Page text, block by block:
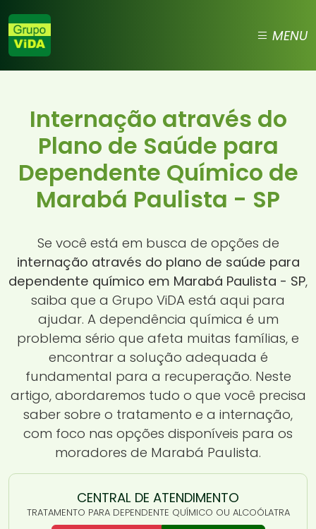
MENU
Internação através do
Plano de Saúde para
Dependente Químico de
Marabá Paulista - SP
Se você está em busca de opções de
internação através do plano de saúde para
dependente químico em Marabá Paulista - SP,
saiba que a Grupo ViDA está aqui para
ajudar. A dependência química é um
problema sério que afeta muitas famílias, e
encontrar a solução adequada é
fundamental para a recuperação. Neste
artigo, abordaremos tudo o que você precisa
saber sobre o tratamento e a internação,
com foco nas opções disponíveis para os
moradores de Marabá Paulista.
CENTRAL DE ATENDIMENTO
TRATAMENTO PARA DEPENDENTE QUÍMICO OU ALCOÓLATRA